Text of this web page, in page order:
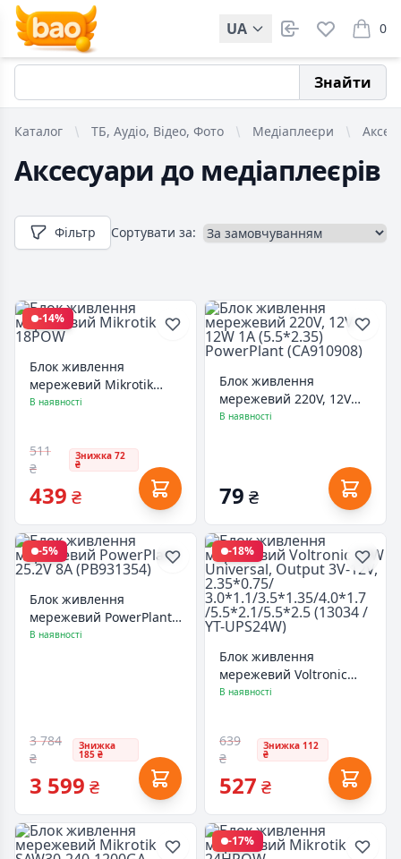
UA 0
items
Знайти
Каталог ТБ, Аудіо, Відео, Фото Медіаплеєри
Аксесуари до медіаплеєрів
Фільтр Сортувати за:
-14%
Блок живлення
мережевий Mikrotik
18POW
В наявності
511
₴
Знижка 72
₴
439 ₴
Блок живлення
мережевий 220V, 12V
12W 1A (5.5*2.35)
В наявності
79 ₴
-5%
Блок живлення
мережевий PowerPlant
25.2V 8A (PB931354)
В наявності
3 784
₴
Знижка
185 ₴
3 599 ₴
-18%
Блок живлення
мережевий Voltronic
24W Universal, Output
/5.5*2.1/5.5*2.5 (13034 /
YT-UPS24W)
В наявності
639
₴
Знижка 112
₴
527 ₴
-17%